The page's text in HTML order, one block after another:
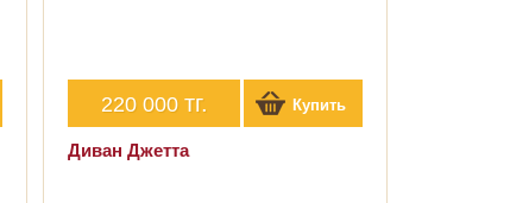
220 000 тг. Купить
Диван Джетта